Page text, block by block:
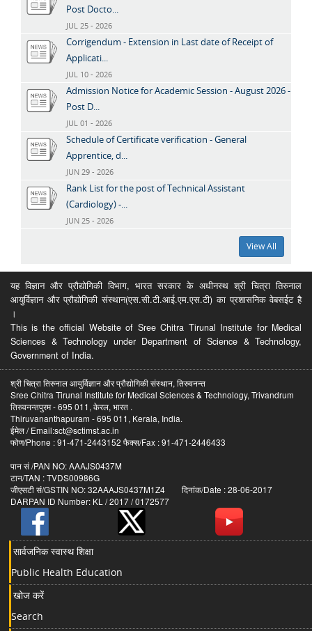
Post Docto...
JUL 25 - 2026
Corrigendum - Extension in Last date of Receipt of
Applicati...
JUL 10 - 2026
Admission Notice for Academic Session - August 2026 -
Post D...
JUL 01 - 2026
Schedule of Certificate verification - General
Apprentice, d...
JUN 29 - 2026
Rank List for the post of Technical Assistant
(Cardiology) -...
JUN 25 - 2026
View All
यह विज्ञान और प्रौद्योगिकी विभाग, भारत सरकार के अधीनस्थ श्री चित्रा तिरुनाल
आयुर्विज्ञान और प्रौद्योगिकी संस्थान(एस.सी.टी.आई.एम.एस.टी) का प्रशासनिक वेबसईट है
।
This is the official Website of Sree Chitra Tirunal Institute for Medical
Sciences & Technology under Department of Science & Technology,
Government of India.
श्री चित्रा तिरुनाल आयुर्विज्ञान और प्रौद्योगिकी संस्थान, तिरुवनन्त
Sree Chitra Tirunal Institute for Medical Sciences & Technology, Trivandrum
तिरुवनन्तपुरम - 695 011, केरल, भारत .
Thiruvananthapuram - 695 011, Kerala, India.
ईमेल / Email:sct@sctimst.ac.in
फोण/Phone : 91-471-2443152 फैक्स/Fax : 91-471-2446433
पान सं /PAN NO: AAAJS0437M
टान/TAN : TVDS00986G
जीएसटी सं/GSTIN NO: 32AAAJS0437M1Z4 दिनांक/Date : 28-06-2017
DARPAN ID Number: KL / 2017 / 0172577
सार्वजनिक स्वास्थ शिक्षा
Public Health Education
खोज करें
Search